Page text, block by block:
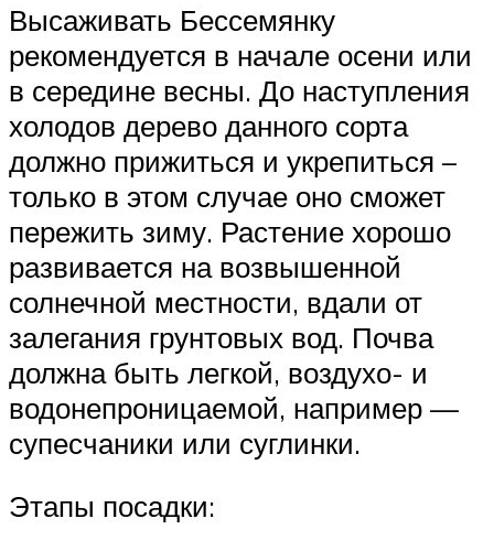
Высаживать Бессемянку
рекомендуется в начале осени или
в середине весны. До наступления
холодов дерево данного сорта
должно прижиться и укрепиться –
только в этом случае оно сможет
пережить зиму. Растение хорошо
развивается на возвышенной
солнечной местности, вдали от
залегания грунтовых вод. Почва
должна быть легкой, воздухо- и
водонепроницаемой, например —
супесчаники или суглинки.
Этапы посадки: